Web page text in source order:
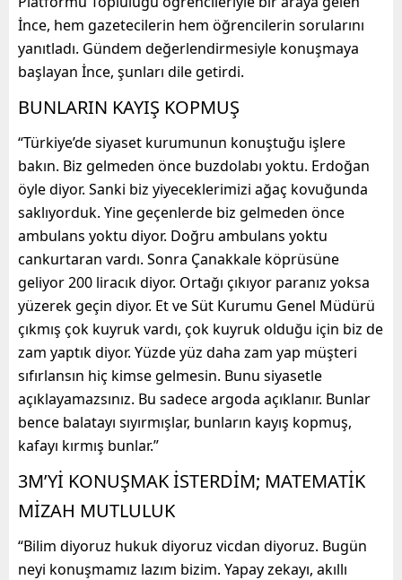
İnce, hem gazetecilerin hem öğrencilerin sorularını
yanıtladı. Gündem değerlendirmesiyle konuşmaya
başlayan İnce, şunları dile getirdi.
BUNLARIN KAYIŞ KOPMUŞ
“Türkiye’de siyaset kurumunun konuştuğu işlere
bakın. Biz gelmeden önce buzdolabı yoktu. Erdoğan
öyle diyor. Sanki biz yiyeceklerimizi ağaç kovuğunda
saklıyorduk. Yine geçenlerde biz gelmeden önce
ambulans yoktu diyor. Doğru ambulans yoktu
cankurtaran vardı. Sonra Çanakkale köprüsüne
geliyor 200 liracık diyor. Ortağı çıkıyor paranız yoksa
yüzerek geçin diyor. Et ve Süt Kurumu Genel Müdürü
çıkmış çok kuyruk vardı, çok kuyruk olduğu için biz de
zam yaptık diyor. Yüzde yüz daha zam yap müşteri
sıfırlansın hiç kimse gelmesin. Bunu siyasetle
açıklayamazsınız. Bu sadece argoda açıklanır. Bunlar
bence balatayı sıyırmışlar, bunların kayış kopmuş,
kafayı kırmış bunlar.”
3M’Yİ KONUŞMAK İSTERDİM; MATEMATİK
MİZAH MUTLULUK
“Bilim diyoruz hukuk diyoruz vicdan diyoruz. Bugün
neyi konuşmamız lazım bizim. Yapay zekayı, akıllı